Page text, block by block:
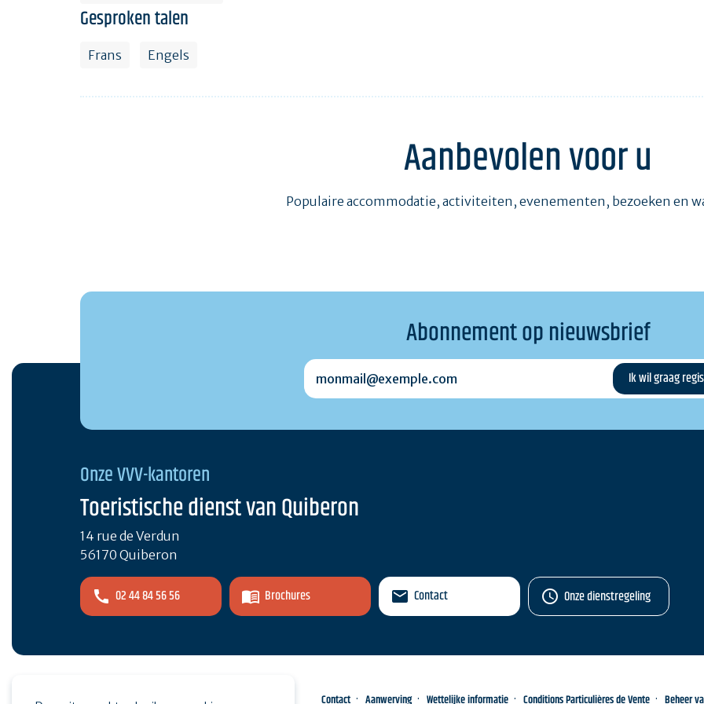
Gesproken talen
Frans Engels
Aanbevolen voor u
Populaire accommodatie, activiteiten, evenementen, bezoeken en
Abonnement op nieuwsbrief
monmail@exemple.com
Onze VVV-kantoren
Toeristische dienst van Quiberon
14 rue de Verdun
56170 Quiberon
02 44 84 56 56 Brochures Contact Onze dienstregeling
Espace pro Druk op Contact Aanwerving Wettelijke informatie Conditions Particulières de Vente Beheer